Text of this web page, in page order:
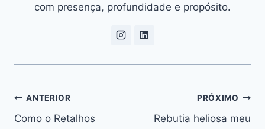
com presença, profundidade e propósito.
Navegação
ANTERIOR
Como o Retalhos
PRÓXIMO
Rebutia heliosa meu